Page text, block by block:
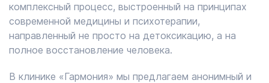
комплексный процесс, выстроенный на принципах
современной медицины и психотерапии,
направленный не просто на детоксикацию, а на
полное восстановление человека.
В клинике «Гармония» мы предлагаем анонимный и